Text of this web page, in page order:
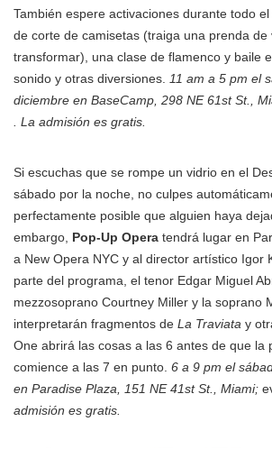
También espere activaciones durante todo
de corte de camisetas (traiga una prenda de
transformar), una clase de flamenco y baile
sonido y otras diversiones.
11 am a 5 pm el
diciembre en BaseCamp, 298 NE 61st St.,
. La admisión es gratis.
Si escuchas que se rompe un vidrio en el
sábado por la noche, no culpes
perfectamente posible que alguien haya
embargo, Pop-Up Opera tendrá lugar en
a New Opera NYC y al director artístico Igor
parte del programa, el tenor Edgar Miguel
mezzosoprano Courtney Miller y la soprano
interpretarán fragmentos de La Traviata y
One abrirá las cosas a las 6 antes de que la
comience a las 7 en punto. 6 a 9 pm el
en Paradise Plaza, 151 NE 41st St., Miami;
admisión es gratis.